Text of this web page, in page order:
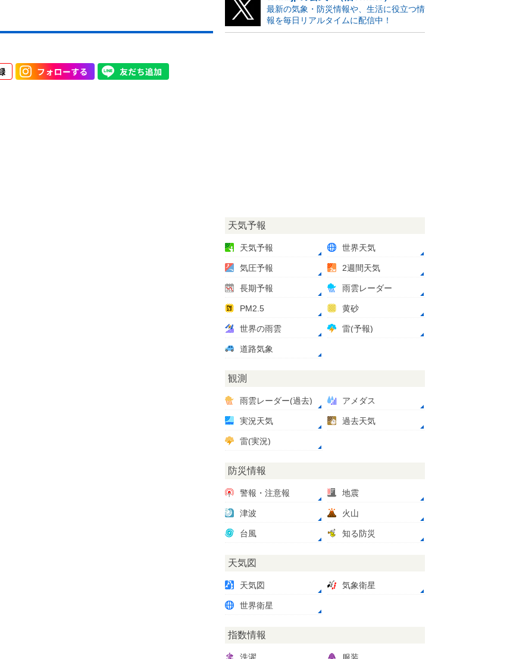
最新の気象・防災情報や、生活に役立つ情
報を毎日リアルタイムに配信中！
天気予報
天気予報 世界天気
気圧予報 2週間天気
長期予報 雨雲レーダー
PM2.5 黄砂
世界の雨雲 雷(予報)
道路気象
観測
雨雲レーダー(過去) アメダス
実況天気 過去天気
雷(実況)
防災情報
警報・注意報 地震
津波 火山
台風 知る防災
天気図
天気図 気象衛星
世界衛星
指数情報
洗濯 服装